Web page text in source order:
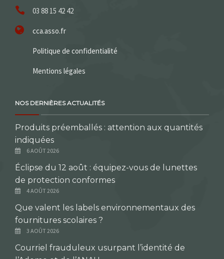
03 88 15 42 42
cca.asso.fr
Politique de confidentialité
Mentions légales
NOS DERNIÈRES ACTUALITÉS
Produits préemballés : attention aux quantités
indiquées
6 AOÛT 2026
Éclipse du 12 août : équipez-vous de lunettes
de protection conformes
4 AOÛT 2026
Que valent les labels environnementaux des
fournitures scolaires ?
3 AOÛT 2026
Courriel frauduleux usurpant l’identité de